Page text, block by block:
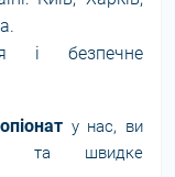
і безпечне
у нас, ви
та швидке